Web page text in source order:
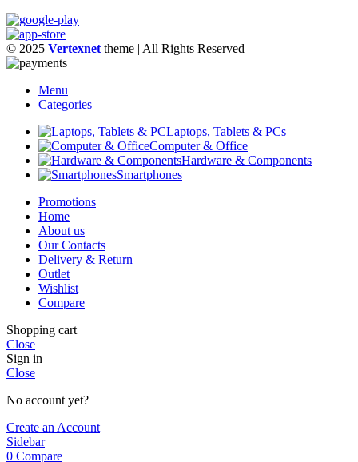
© 2025 Vertexnet theme | All Rights Reserved
Menu
Categories
Laptops, Tablets & PCs
Computer & Office
Hardware & Components
Smartphones
Promotions
Home
About us
Our Contacts
Delivery & Return
Outlet
Wishlist
Compare
Shopping cart
Close
Sign in
Close
No account yet?
Create an Account
Sidebar
0 Compare